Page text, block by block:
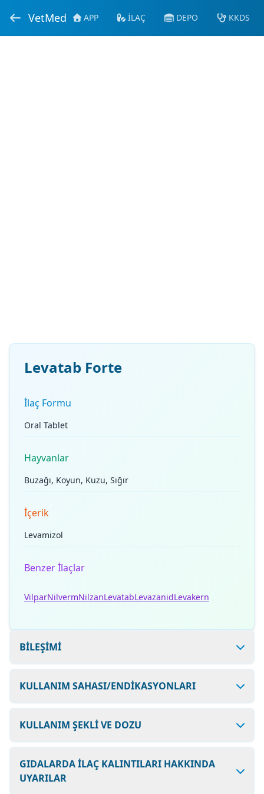
VetMed APP İLAÇ DEPO KKDS
Levatab Forte
İlaç Formu
Oral Tablet
Hayvanlar
Buzağı, Koyun, Kuzu, Sığır
İçerik
Levamizol
Benzer İlaçlar
VilparNilvermNilzanLevatabLevazanidLevakern
BİLEŞİMİ
KULLANIM SAHASI/ENDİKASYONLARI
KULLANIM ŞEKLİ VE DOZU
GIDALARDA İLAÇ KALINTILARI HAKKINDA
UYARILAR